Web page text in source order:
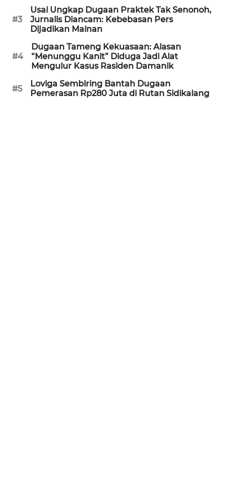
#3
Usai Ungkap Dugaan Praktek Tak Senonoh,
Jurnalis Diancam: Kebebasan Pers
Dijadikan Mainan
#4
Dugaan Tameng Kekuasaan: Alasan
“Menunggu Kanit” Diduga Jadi Alat
Mengulur Kasus Rasiden Damanik
#5
Loviga Sembiring Bantah Dugaan
Pemerasan Rp280 Juta di Rutan Sidikalang
PAPUA
WN
PAPUA
BARAT
WN
RIAU